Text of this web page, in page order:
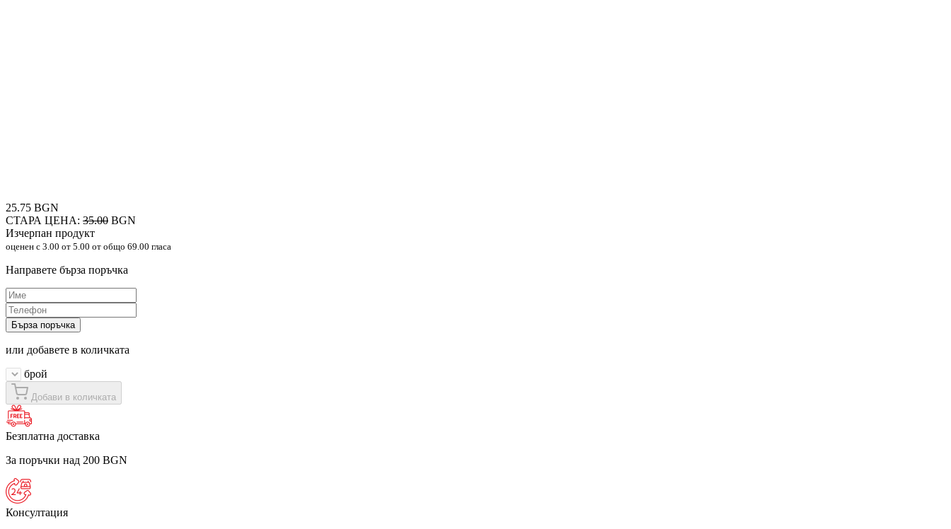
25.75 BGN
СТАРА ЦЕНА: 35.00 BGN
Изчерпан продукт
оценен с 3.00 от 5.00 от общо 69.00 гласа
Направете бърза поръчка
Бърза поръчка
или добавете в количката
брой
Добави в количката
Безплатна доставка
За поръчки над 200 BGN
Консултация